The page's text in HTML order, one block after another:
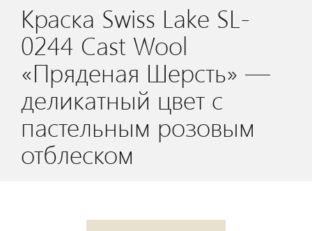
Краска Swiss Lake SL-
0244 Cast Wool
«Пряденая Шерсть» —
деликатный цвет с
пастельным розовым
отблеском